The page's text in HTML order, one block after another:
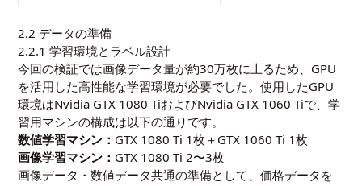
2.2 データの準備
2.2.1 学習環境とラベル設計
今回の検証では画像データ量が約30万枚に上るため、GPU
を活用した高性能な学習環境が必要でした。使用したGPU
環境はNvidia GTX 1080 TiおよびNvidia GTX 1060 Tiで、学
習用マシンの構成は以下の通りです。
数値学習マシン： GTX 1080 Ti 1枚＋GTX 1060 Ti 1枚
画像学習マシン： GTX 1080 Ti 2〜3枚
画像データ・数値データ共通の準備として、価格データを